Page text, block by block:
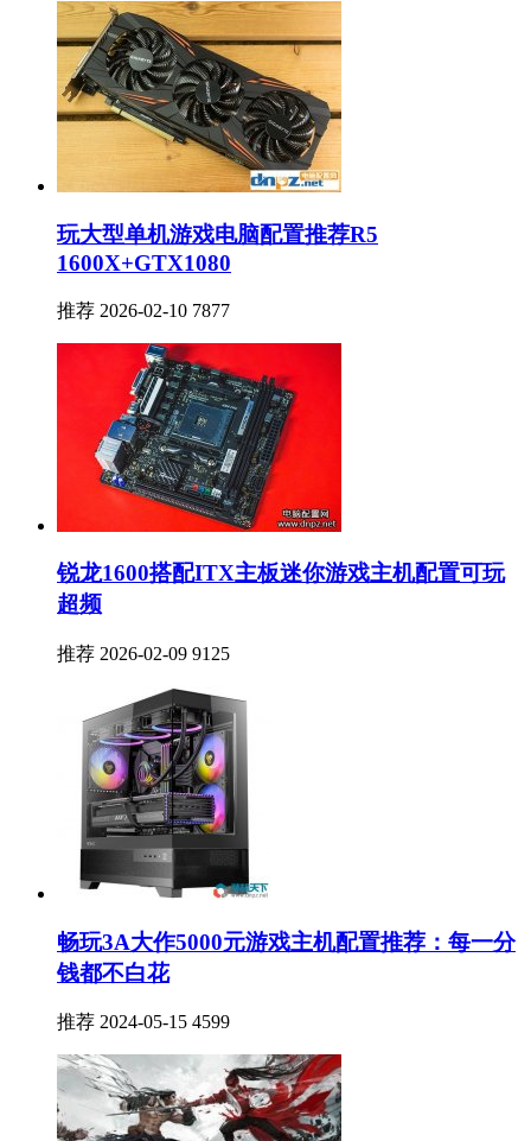
玩大型单机游戏电脑配置推荐R5
1600X+GTX1080
推荐 2026-02-10 7877
锐龙1600搭配ITX主板迷你游戏主机配置可玩
超频
推荐 2026-02-09 9125
畅玩3A大作5000元游戏主机配置推荐：每一分
钱都不白花
推荐 2024-05-15 4599